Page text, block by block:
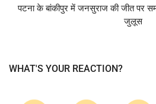
पटना के बांकीपुर में जनसुराज की जीत पर
जुलूस
WHAT'S YOUR REACTION?